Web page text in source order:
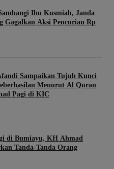
Ibu Kusmiah, Janda
Gagalkan Aksi Pencurian Rp
Sampaikan Tujuh Kunci
Menurut Al Quran
Pagi di KIC
di Bumiayu, KH Ahmad
Tanda-Tanda Orang